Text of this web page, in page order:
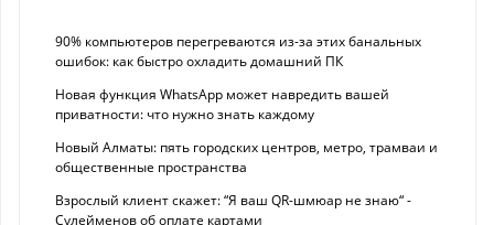
90% компьютеров перегреваются из-за этих банальных
ошибок: как быстро охладить домашний ПК
Новая функция WhatsApp может навредить вашей
приватности: что нужно знать каждому
Новый Алматы: пять городских центров, метро, трамваи и
общественные пространства
Взрослый клиент скажет: “Я ваш QR-шмюар не знаю“ -
Сулейменов об оплате картами